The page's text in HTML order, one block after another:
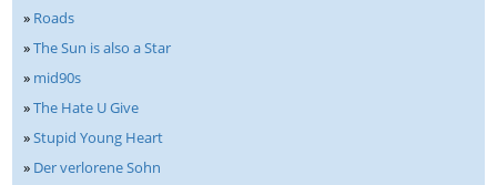
» Roads
»The Sun is also a Star
» mid90s
»The Hate U Give
»Stupid Young Heart
» Der verlorene Sohn